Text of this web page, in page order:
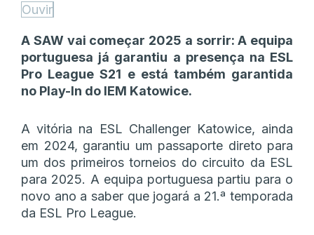
Ouvir
A SAW vai começar 2025 a sorrir: A equipa
portuguesa já garantiu a presença na ESL
Pro League S21 e está também garantida
no Play-In do IEM Katowice.
A vitória na ESL Challenger Katowice, ainda
em 2024, garantiu um passaporte direto para
um dos primeiros torneios do circuito da ESL
para 2025. A equipa portuguesa partiu para o
novo ano a saber que jogará a 21.ª temporada
da ESL Pro League.